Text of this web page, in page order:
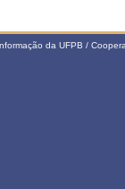
da UFPB /